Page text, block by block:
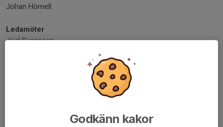
Johan Hörnell
Ledamöter
Joel Svensson
Simon von Knorring (Sekreterare)
Godkänn kakor